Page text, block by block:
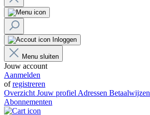
Inloggen
Menu sluiten
Jouw account
Aanmelden
ofregistreren
Overzicht Jouw profiel Adressen Betaalwijzen
Abonnementen